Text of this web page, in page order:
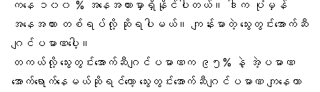
ကနေ ၁၀၀ % အနေအထားမှာရှိနိုင်ပါတယ်။ ဒါက ပုံမှန်
အနေအထား တစ်ရပ်လို့ ဆိုရပါမယ်။ ကျန်းမာတဲ့ သွေးတွင်းအောက်ဆီ
ဂျင်ပမာဏပေါ့။
တကယ်လို့ သွေးတွင်းအောက်ဆီဂျင်ပမာဏက ၉၅% နဲ့ အဲ့ပမာဏ
အောက်ရောက်နေမယ်ဆိုရင်တော့ သွေးတွင်းအောက်ဆီဂျင်ပမာဏ ကျနေတာ